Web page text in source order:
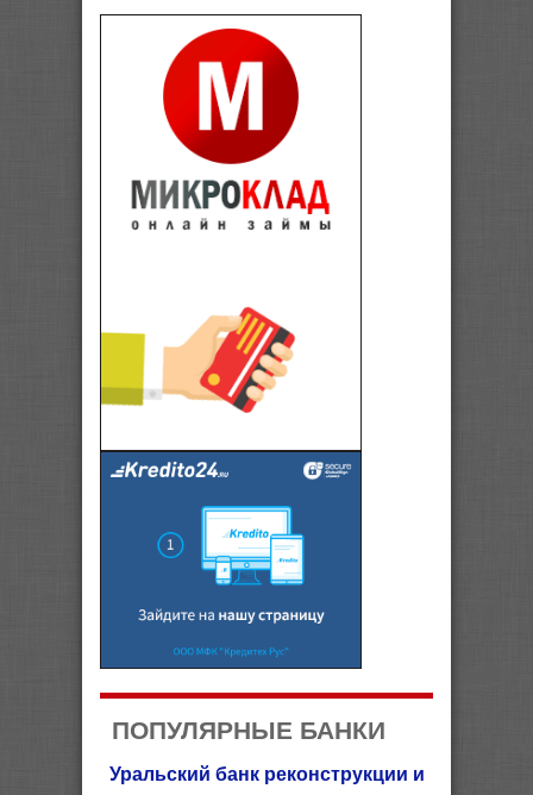
ПОПУЛЯРНЫЕ БАНКИ
Уральский банк реконструкции и